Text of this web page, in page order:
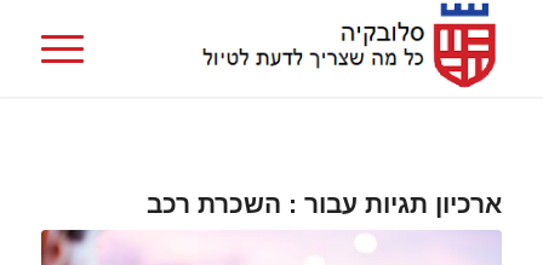
ארכיון תגיות עבור : השכרת רכב